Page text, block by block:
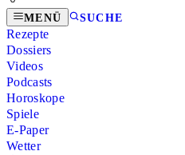
MENÜ SUCHE
Rezepte
Dossiers
Videos
Podcasts
Horoskope
Spiele
E-Paper
Wetter